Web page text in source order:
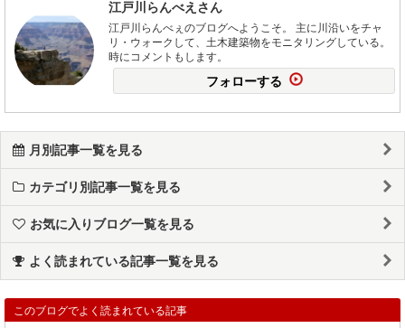
江戸川らんべえさん
江戸川らんべぇのブログへようこそ。 主に川沿いをチャ
リ・ウォークして、土木建築物をモニタリングしている。
時にコメントもします。
フォローする
月別記事一覧を見る
カテゴリ別記事一覧を見る
お気に入りブログ一覧を見る
よく読まれている記事一覧を見る
このブログでよく読まれている記事